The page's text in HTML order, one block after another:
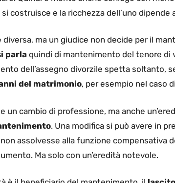
costruisce e la ricchezza dell’uno dipende
diversa, ma un giudice non decide per il
parla quindi di mantenimento del tenore di
dell’assegno divorzile spetta soltanto,
del matrimonio, per esempio nel caso
un cambio di professione, ma anche
. Una modifica si può avere in
assolvesse alla funzione compensativa
Ma solo con un’eredità notevole.